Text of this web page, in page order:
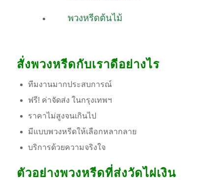
พวงหรีดต้นไม้
สั่งพวงหรีดกับเราดีอย่างไร
ทีมงานมากประสบการณ์
ฟรี! ค่าจัดส่ง ในกรุงเทพฯ
ราคาไม่สูงจนเกินไป
มีแบบพวงหรีดให้เลือกหลากลาย
บริการด้วยความจริงใจ
ตัวอย่างพวงหรีดที่ส่งวัดไผ่เงิน